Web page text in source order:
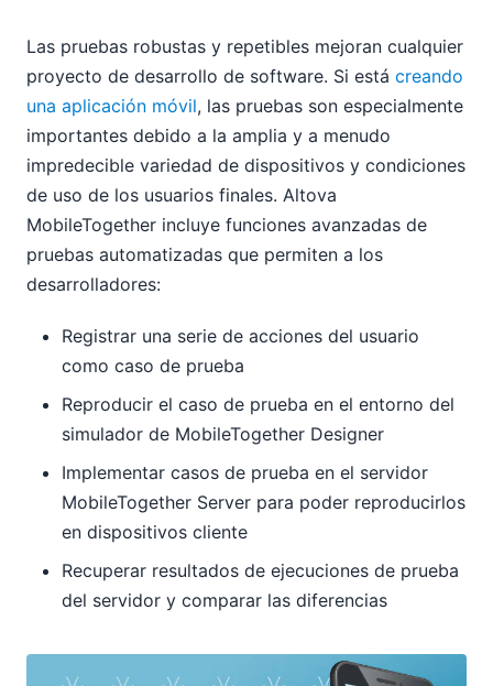
Las pruebas robustas y repetibles mejoran cualquier
proyecto de desarrollo de software. Si está creando
una aplicación móvil, las pruebas son especialmente
importantes debido a la amplia y a menudo
impredecible variedad de dispositivos y condiciones
de uso de los usuarios finales. Altova
MobileTogether incluye funciones avanzadas de
pruebas automatizadas que permiten a los
desarrolladores:
Registrar una serie de acciones del usuario
como caso de prueba
Reproducir el caso de prueba en el entorno del
simulador de MobileTogether Designer
Implementar casos de prueba en el servidor
MobileTogether Server para poder reproducirlos
en dispositivos cliente
Recuperar resultados de ejecuciones de prueba
del servidor y comparar las diferencias